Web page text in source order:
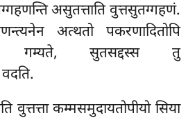
असुतत्ताति वुत्तसुतग्गहणं.
अत्थतो पकरणादितोपि
गम्यते, सुतसद्दस्स तु
वुत्तत्ता कम्मसमुदायतोपीयो सिया